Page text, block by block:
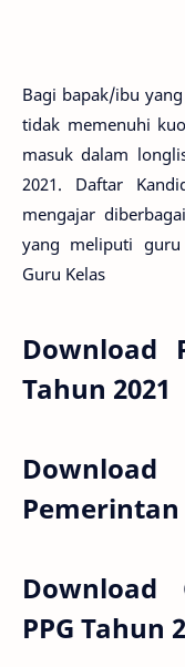
Bagi bapak/ibu
tidak memenuhi
masuk dalam
2021. Daftar
mengajar
yang meliputi guru
Guru Kelas
Download
Tahun 2021
Pemerintan
Download
PPG Tahun